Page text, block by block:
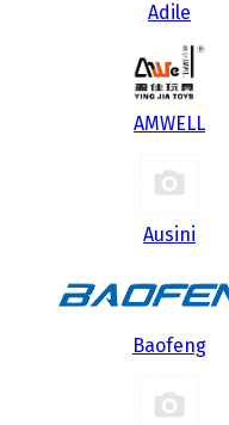
Adile
AMWELL
Ausini
Baofeng